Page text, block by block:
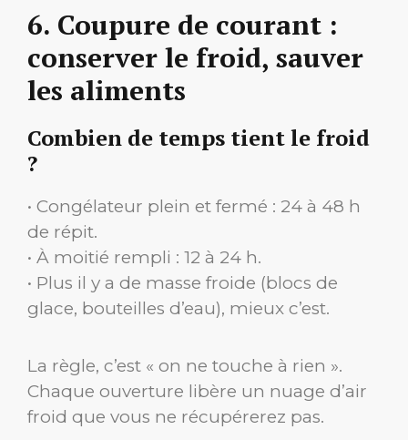
6. Coupure de courant :
conserver le froid, sauver
les aliments
Combien de temps tient le froid
?
• Congélateur plein et fermé : 24 à 48 h
de répit.
• À moitié rempli : 12 à 24 h.
• Plus il y a de masse froide (blocs de
glace, bouteilles d’eau), mieux c’est.
La règle, c’est « on ne touche à rien ».
Chaque ouverture libère un nuage d’air
froid que vous ne récupérerez pas.